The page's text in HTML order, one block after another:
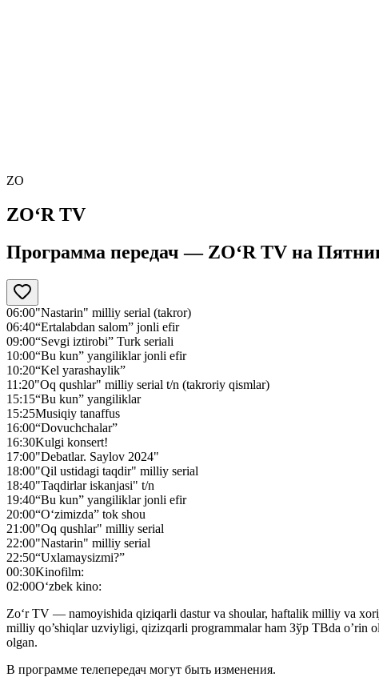
ZO
ZO‘R TV
Программа передач — ZO‘R TV на
06:00"Nastarin" milliy serial (takror)
06:40“Ertalabdan salom” jonli efir
09:00“Sevgi iztirobi” Turk seriali
10:00“Bu kun” yangiliklar jonli efir
10:20“Kel yarashaylik”
11:20"Oq qushlar" milliy serial t/n (takroriy qismlar)
15:15“Bu kun” yangiliklar
15:25Musiqiy tanaffus
16:00“Dovuchchalar”
16:30Kulgi konsert!
17:00"Debatlar. Saylov 2024"
18:00"Qil ustidagi taqdir" milliy serial
18:40"Taqdirlar iskanjasi" t/n
19:40“Bu kun” yangiliklar jonli efir
20:00“O‘zimizda” tok shou
21:00"Oq qushlar" milliy serial
22:00"Nastarin" milliy serial
22:50“Uxlamaysizmi?”
00:30Kinofilm:
02:00O‘zbek kino:
Zo‘r TV — namoyishida qiziqarli dastur va shoular, haftalik milliy va
milliy qo’shiqlar uzviyligi, qizizqarli programmalar ham Зўр ТВda o’rin
olgan.
В программе телепередач могут быть изменения.